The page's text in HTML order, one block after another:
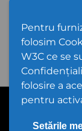
Pentru
folosim
W3C ce se
folosire a
pentru
Setările
PPW @ 2026 |
Politică de
Termeni